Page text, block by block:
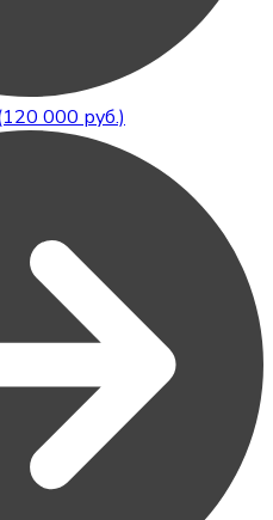
000 руб.)